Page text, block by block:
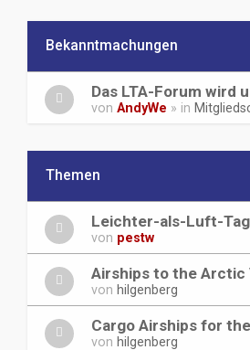
Bekanntmachungen
Das LTA-Forum wird
von AndyWe » in
Themen
Leichter-als-Luft-
von pestw
Airships to the Arctic
von hilgenberg
Cargo Airships for
von hilgenberg